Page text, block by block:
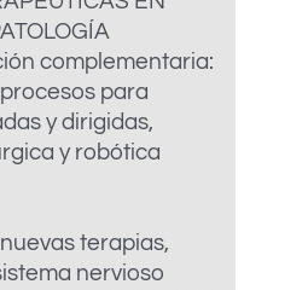
complementaria:
para
y dirigidas,
y robótica
nuevas terapias,
nervioso